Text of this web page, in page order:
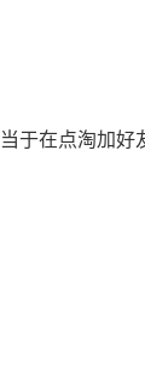
于在点淘加好